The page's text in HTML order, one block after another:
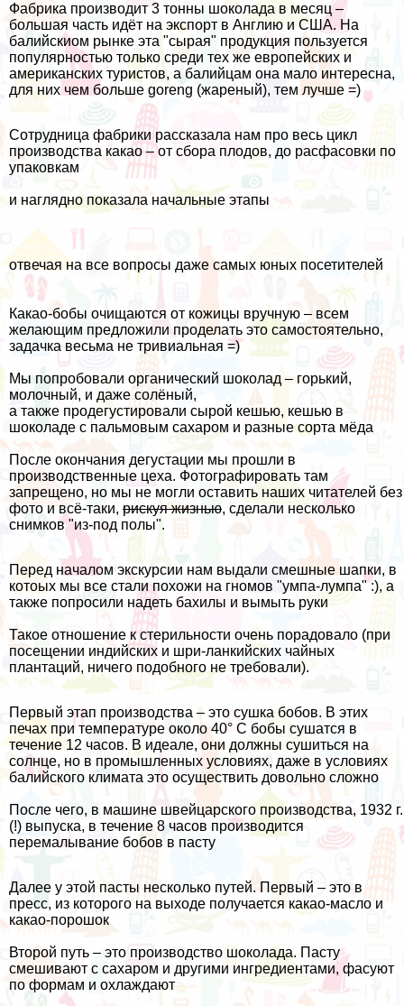
Фабрика производит 3 тонны шоколада в месяц –
большая часть идёт на экспорт в Англию иСША. На
балийскиом рынке эта "сырая" продукция пользуется
популярностью только среди тех же европейских и
американских туристов, а балийцам она мало интересна,
для них чем больше goreng (жареный), тем лучше =)
Сотрудница фабрики рассказала нам про весь цикл
производства какао – от сбора плодов, до расфасовки по
упаковкам
и наглядно показала начальные этапы
отвечая на все вопросы даже самых юных посетителей
Какао-бобы очищаются от кожицы вручную – всем
желающим предложили проделать это самостоятельно,
задачка весьма не тривиальная =)
Мы попробовали органический шоколад – горький,
молочный, и даже солёный,
а также продегустировали сырой кешью, кешью в
шоколаде с пальмовым сахаром и разные сорта мёда
После окончания дегустации мы прошли в
производственные цеха. Фотографировать там
запрещено, но мы не могли оставить наших читателей без
фото и всё-таки, рискуя жизнью, сделали несколько
снимков "из-под полы".
Перед началом экскурсии нам выдали смешные шапки, в
котоых мы все стали похожи на гномов "умпа-лумпа" :), а
также попросили надеть бахилы и вымыть руки
Такое отношение к стерильности очень порадовало (при
посещении индийских и шри-ланкийских чайных
плантаций, ничего подобного не требовали).
Первый этап производства – это сушка бобов. В этих
печах при температуре около 40° C бобы сушатся в
течение 12 часов. В идеале, они должны сушиться на
солнце, но в промышленных условиях, даже в условиях
балийского климата это осуществить довольно сложно
После чего, в машине швейцарского производства, 1932 г.
(!) выпуска, в течение 8 часов производится
перемалывание бобов в пасту
Далее у этой пасты несколько путей. Первый – это в
пресс, из которого на выходе получается какао-масло и
какао-порошок
Второй путь – это производство шоколада. Пасту
смешивают с сахаром и другими ингредиентами, фасуют
по формам и охлаждают